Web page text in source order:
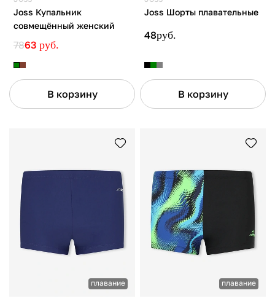
Joss Купальник
совмещённый женский
7863 руб.
В корзину
Joss Шорты плавательные
48руб.
В корзину
плавание плавание